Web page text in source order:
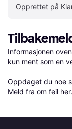
Opprettet på
Informasjonen
kun ment som en
Oppdaget du noe
Meld fra om feil her.